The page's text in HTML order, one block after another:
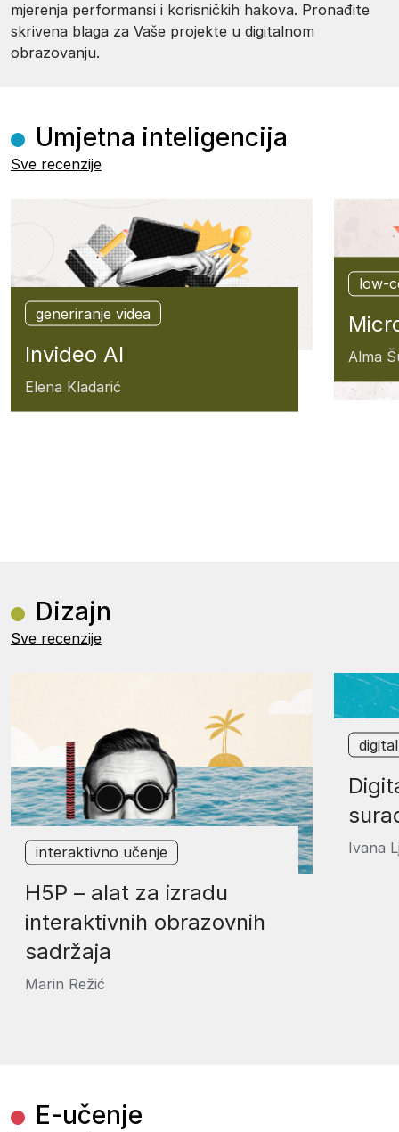
mjerenja performansi i korisničkih hakova. Pronađite
skrivena blaga za Vaše projekte u digitalnom
obrazovanju.
Umjetna inteligencija
Sve recenzije
Dizajn
Sve recenzije
generiranje videa
Invideo AI
Elena Kladarić
low-
Alma
E-učenje
interaktivno učenje
H5P – alat za izradu
interaktivnih obrazovnih
sadržaja
Marin Režić
Ivana